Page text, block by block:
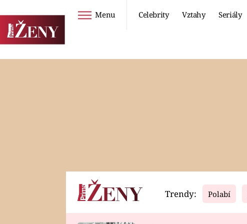
Menu Celebrity Vztahy Seriály
Horoskopy Video
Trendy: Polabí